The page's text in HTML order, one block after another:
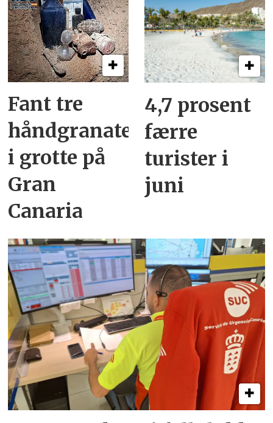
Fant tre
håndgranater
i grotte på
Gran
Canaria
4,7 prosent
færre
turister i
juni